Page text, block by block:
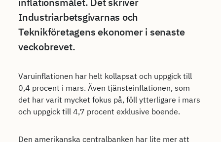
Industriarbetsgivarnas och
Teknikföretagens ekonomer i senaste
veckobrevet.
Varuinflationen har helt kollapsat och uppgick till
0,4 procent i mars. Även tjänsteinflationen, som
det har varit mycket fokus på, föll ytterligare i mars
och uppgick till 4,7 procent exklusive boende.
Den amerikanska centralbanken har lite mer att